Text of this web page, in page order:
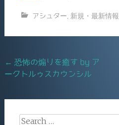
e
b
o
l
アシュター 新規・最新情報
Post
navigation
← 恐怖の煽りを癒す by ア
ークトルゥスカウンシル
Search